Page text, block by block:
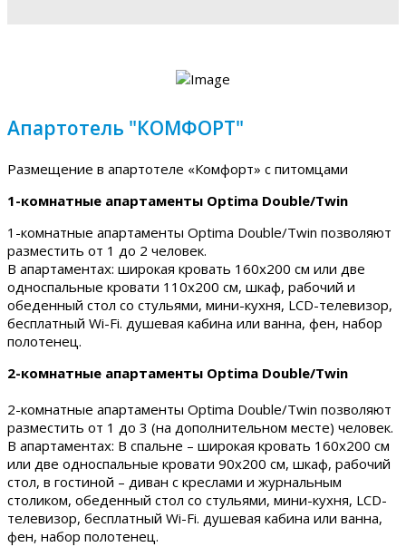
Апартотель "КОМФОРТ"
Размещение в апартотеле «Комфорт» с питомцами
1-комнатные апартаменты Optima Double/Twin
1-комнатные апартаменты Optima Double/Twin позволяют
разместить от 1 до 2 человек.
В апартаментах: широкая кровать 160х200 см или две
односпальные кровати 110х200 см, шкаф, рабочий и
обеденный стол со стульями, мини-кухня, LCD-телевизор,
бесплатный Wi-Fi. душевая кабина или ванна, фен, набор
полотенец.
2-комнатные апартаменты Optima Double/Twin
2-комнатные апартаменты Optima Double/Twin позволяют
разместить от 1 до 3 (на дополнительном месте) человек.
В апартаментах: В спальне – широкая кровать 160х200 см
или две односпальные кровати 90х200 см, шкаф, рабочий
стол, в гостиной – диван с креслами и журнальным
столиком, обеденный стол со стульями, мини-кухня, LCD-
телевизор, бесплатный Wi-Fi. душевая кабина или ванна,
фен, набор полотенец.